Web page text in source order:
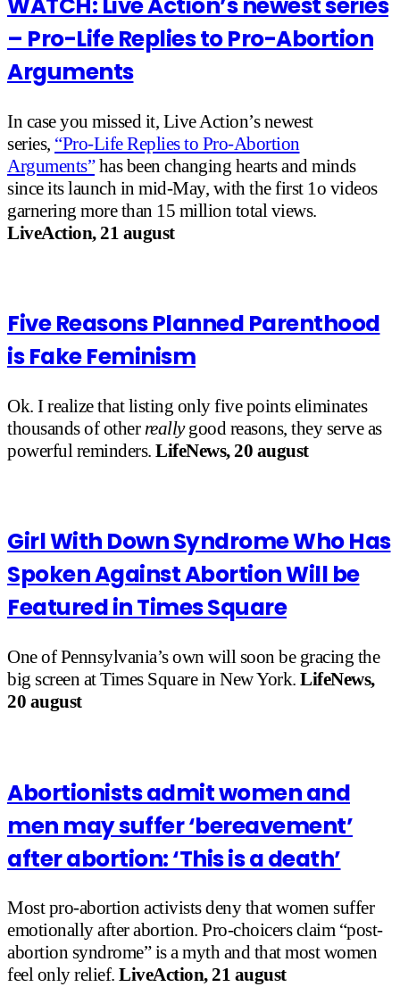
– Pro-Life Replies to Pro-Abortion
Arguments
In case you missed it, Live Action’s newest
series, “Pro-Life Replies to Pro-Abortion
Arguments”has been changing hearts and minds
since its launch in mid-May, with the first 1o videos
garnering more than 15 million total views.
LiveAction, 21 august
Five Reasons Planned Parenthood
is Fake Feminism
Ok. I realize that listing only five points eliminates
thousands of other reallygood reasons, they serve as
powerful reminders. LifeNews, 20 august
Girl With Down Syndrome Who Has
Spoken Against Abortion Will be
Featured in Times Square
One of Pennsylvania’s own will soon be gracing the
big screen at Times Square in New York. LifeNews,
20 august
Abortionists admit women and
men may suffer ‘bereavement’
after abortion: ‘This is a death’
Most pro-abortion activists deny that women suffer
emotionally after abortion. Pro-choicers claim “post-
abortion syndrome” is a myth and that most women
feel only relief. LiveAction, 21 august